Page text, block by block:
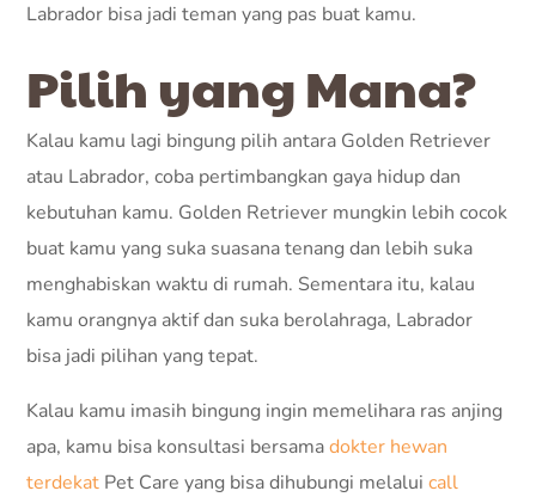
Labrador bisa jadi teman yang pas buat kamu.
Pilih yang Mana?
Kalau kamu lagi bingung pilih antara Golden Retriever
atau Labrador, coba pertimbangkan gaya hidup dan
kebutuhan kamu. Golden Retriever mungkin lebih cocok
buat kamu yang suka suasana tenang dan lebih suka
menghabiskan waktu di rumah. Sementara itu, kalau
kamu orangnya aktif dan suka berolahraga, Labrador
bisa jadi pilihan yang tepat.
Kalau kamu imasih bingung ingin memelihara ras anjing
apa, kamu bisa konsultasi bersamadokter hewan
terdekat Pet Care yang bisa dihubungi melaluicall